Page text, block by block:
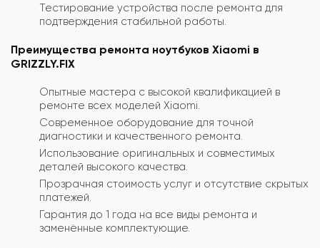
Тестирование устройства после ремонта для
подтверждения стабильной работы.
Преимущества ремонта ноутбуков Xiaomi в
GRIZZLY.FIX
Опытные мастера с высокой квалификацией в
ремонте всех моделей Xiaomi.
Современное оборудование для точной
диагностики и качественного ремонта.
Использование оригинальных и совместимых
деталей высокого качества.
Прозрачная стоимость услуг и отсутствие скрытых
платежей.
Гарантия до 1 года на все виды ремонта и
заменённые комплектующие.